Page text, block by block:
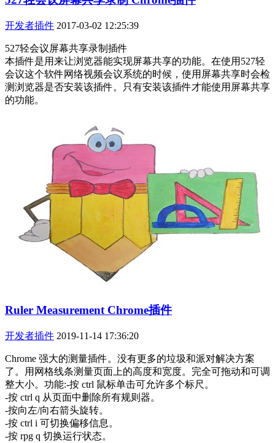
开发者插件 2017-03-02 12:25:39
527轻会议屏幕共享录制插件
本插件是用来让浏览器能实现屏幕共享的功能。在使用527轻
会议这个软件网络视频会议系统的时候，使用屏幕共享时会检
测浏览器是否安装该插件。只有安装该插件才能使用屏幕共享
的功能。
Ruler Measurement Chrome插件
开发者插件 2019-11-14 17:36:20
Chrome 强大的测量插件。没有更多的垃圾和派对解决方案
了。用网格线条测量页面上的高度和宽度。完全可拖动和可调
整大小。功能:-按 ctrl 鼠标单击可允许多个标尺。
-按 ctrl q 从页面中删除所有规则器。
-按向左/向右箭头旋转。
-按 ctrl i 可切换偏移信息。
-按 rpg q 切换运行状态。